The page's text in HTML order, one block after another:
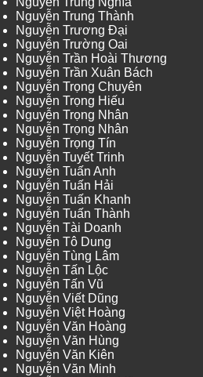
Nguyễn Trung Thành
Nguyễn Trương Đại
Nguyễn Trường Oai
Nguyễn Trần Hoài Thương
Nguyễn Trần Xuân Bách
Nguyễn Trọng Chuyên
Nguyễn Trọng Hiếu
Nguyễn Trọng Nhân
Nguyễn Trọng Nhân
Nguyễn Trọng Tín
Nguyễn Tuyết Trinh
Nguyễn Tuấn Anh
Nguyễn Tuấn Hải
Nguyễn Tuấn Khanh
Nguyễn Tuấn Thành
Nguyễn Tài Doanh
Nguyễn Tô Dung
Nguyễn Tùng Lâm
Nguyễn Tấn Lộc
Nguyễn Tấn Vũ
Nguyễn Viết Dũng
Nguyễn Việt Hoàng
Nguyễn Văn Hoàng
Nguyễn Văn Hùng
Nguyễn Văn Kiên
Nguyễn Văn Minh